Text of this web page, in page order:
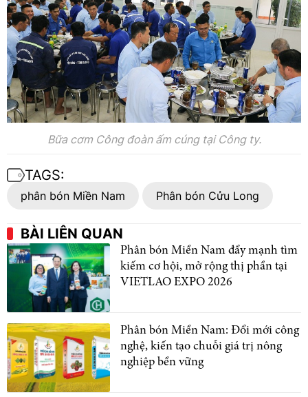
Bữa cơm Công đoàn ấm cúng tại Công ty.
TAGS:
phân bón Miền Nam Phân bón Cửu Long
BÀI LIÊN QUAN
Phân bón Miền Nam đẩy mạnh tìm
kiếm cơ hội, mở rộng thị phần tại
VIETLAO EXPO 2026
Phân bón Miền Nam: Đổi mới công
nghệ, kiến tạo chuỗi giá trị nông
nghiệp bền vững